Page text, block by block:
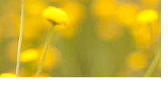
ایران دیده نشده است.
فاصله سوژه از عناصر موجود در پس